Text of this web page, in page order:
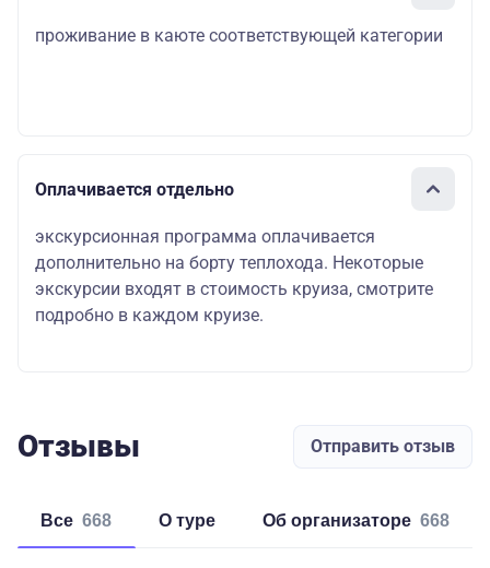
проживание в каюте соответствующей категории
Оплачивается отдельно
экскурсионная программа оплачивается
дополнительно на борту теплохода. Некоторые
экскурсии входят в стоимость круиза, смотрите
подробно в каждом круизе.
Отзывы Отправить отзыв
Все 668 о туре об организаторе 668